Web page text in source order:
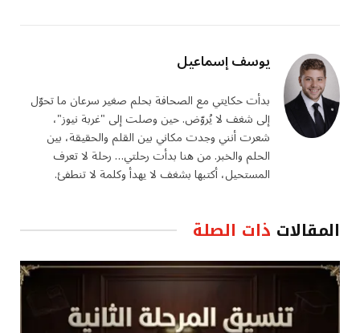
يوسف إسماعيل
بدأت حكايتي مع الصحافة بحلم صغير سرعان ما تحوّل
إلى شغف لا يُروّض. حين وصلت إلى "غربة نيوز"،
شعرت أنني وجدت مكاني بين القلم والحقيقة، بين
الحلم والخبر. من هنا بدأت رحلتي… رحلة لا تعرف
المستحيل، أكتبها بشغف لا يهدأ وكلمة لا تنطفئ.
المقالات ذات الصلة